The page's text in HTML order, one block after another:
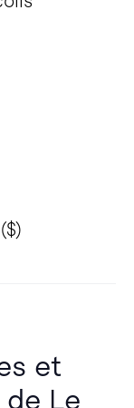
et
Le